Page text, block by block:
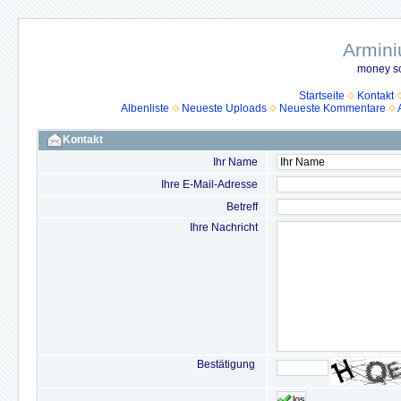
money
Startseite
Kontakt
Albenliste
Neueste Uploads Neueste Kommentare
Kontakt
Ihr Name
Ihre E-Mail-Adresse
Betreff
Ihre Nachricht
Bestätigung